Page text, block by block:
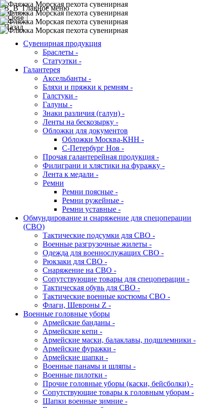
В В Главное меню
Close
Назад
Сувенирная продукция
Браслеты -
Статуэтки -
Галантерея
Аксельбанты -
Бляхи и пряжки к ремням -
Галстуки -
Галуны -
Знаки различия (галун) -
Ленты на бескозырку -
Обложки для документов
Обложки Москва-КНН -
С-Петербург Нов -
Прочая галантерейная продукция -
Филиграни и хлястики на фуражку -
Лента к медали -
Ремни
Ремни поясные -
Ремни ружейные -
Ремни уставные -
Обмундирование и снаряжение для спецоперации
(СВО)
Тактические подсумки для СВО -
Военные разгрузочные жилеты -
Одежда для военнослужащих СВО -
Рюкзаки для СВО -
Снаряжение на СВО -
Сопутствующие товары для спецоперации -
Тактическая обувь для СВО -
Тактические военные костюмы СВО -
Флаги, Шевроны Z -
Военные головные уборы
Армейские банданы -
Армейские кепи -
Армейские маски, балаклавы, подшлемники -
Армейские фуражки -
Армейские шапки -
Военные панамы и шляпы -
Военные пилотки -
Прочие головные уборы (каски, бейсболки) -
Сопутствующие товары к головным уборам -
Шапки военные зимние -